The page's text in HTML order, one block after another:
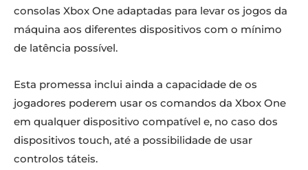
consolas Xbox One adaptadas para levar os jogos da
máquina aos diferentes dispositivos com o mínimo
de latência possível.
Esta promessa inclui ainda a capacidade de os
jogadores poderem usar os comandos da Xbox One
em qualquer dispositivo compatível e, no caso dos
dispositivos touch, até a possibilidade de usar
controlos táteis.